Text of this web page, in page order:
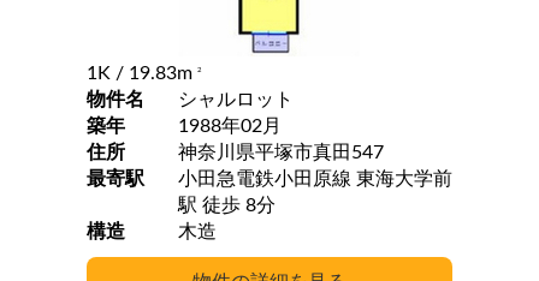
1K / 19.83m 2
物件名
シャルロット
築年
1988年02月
住所
神奈川県平塚市真田547
最寄駅
小田急電鉄小田原線 東海大学前
駅 徒歩 8分
構造
木造